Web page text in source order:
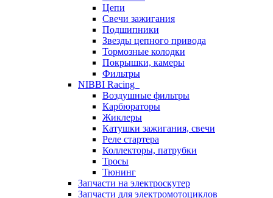
Цепи
Свечи зажигания
Подшипники
Звезды цепного привода
Тормозные колодки
Покрышки, камеры
Фильтры
NIBBI Racing
Воздушные фильтры
Карбюраторы
Жиклеры
Катушки зажигания, свечи
Реле стартера
Коллекторы, патрубки
Тросы
Тюнинг
Запчасти на электроскутер
Запчасти для электромотоциклов